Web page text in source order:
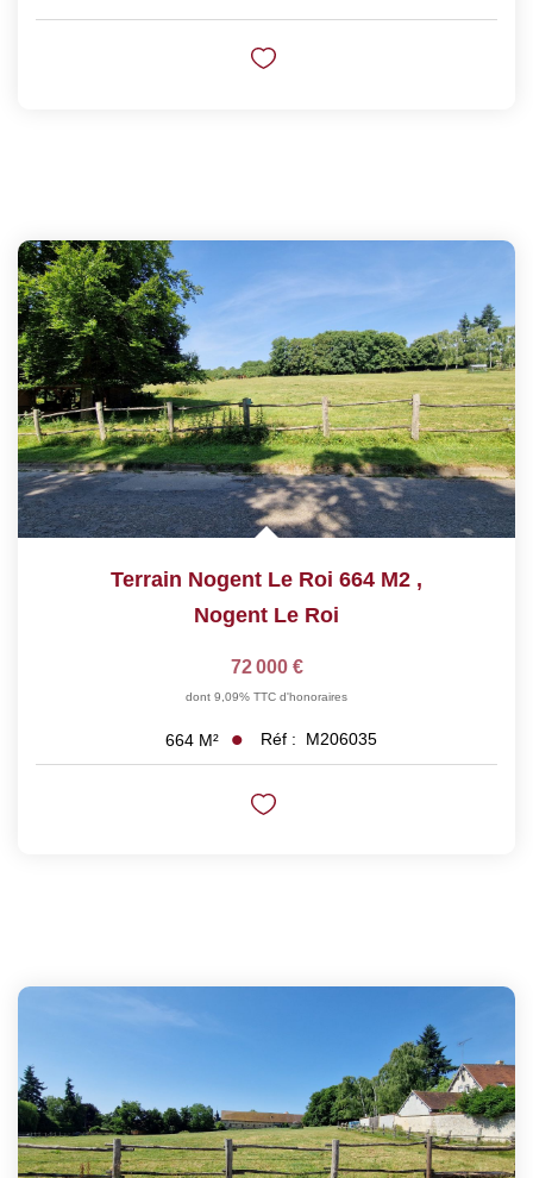
Terrain Nogent Le Roi 664 M2 ,
Nogent Le Roi
72 000 €
dont 9,09% TTC d'honoraires
664 M² Réf : M206035